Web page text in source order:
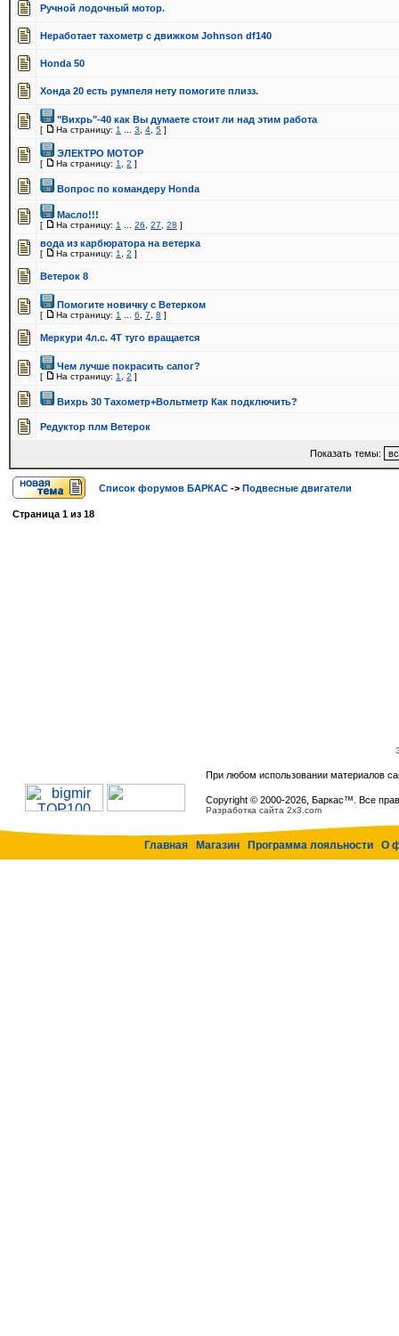
Ручной лодочный мотор.
Неработает тахометр с движком Johnson df140
Honda 50
Хонда 20 есть румпеля нету помогите плизз.
"Вихрь"-40 как Вы думаете стоит ли над этим работа
[ На страницу: 1 3 4 5 ]
ЭЛЕКТРО МОТОР
[ На страницу: 1 2 ]
Вопрос по командеру Honda
Масло!!!
[ На страницу: 1 26 27 28 ]
вода из карбюратора на ветерка
[ На страницу: 1 2 ]
Ветерок 8
Помогите новичку с Ветерком
[ На страницу: 1 6 7 8 ]
Меркури 4л.с. 4Т туго вращается
Чем лучше покрасить сапог?
[ На страницу: 1 2 ]
Вихрь 30 Тахометр+Вольтметр Как подключить?
Редуктор плм Ветерок
Показать темы:
Список форумов БАРКАС -> Подвесные двигатели
Страница 1 из 18
При любом использовании материалов
Copyright © 2000-2026, Баркас™. Все
Разработка сайта 2x3.com
Главная Магазин Программа лояльности О